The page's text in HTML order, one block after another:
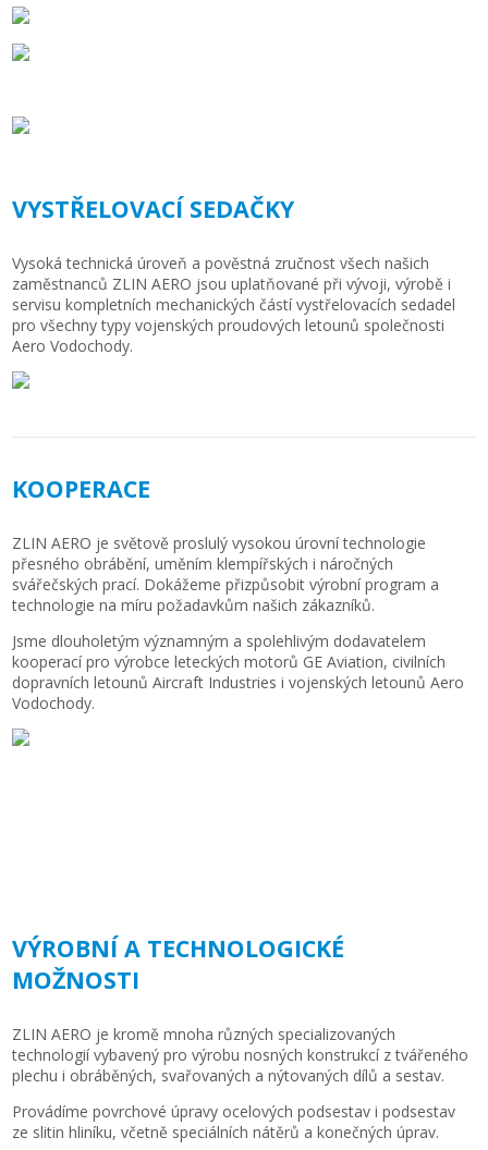
VYSTŘELOVACÍ SEDAČKY
Vysoká technická úroveň a pověstná zručnost všech našich
zaměstnanců ZLIN AERO jsou uplatňované při vývoji, výrobě i
servisu kompletních mechanických částí vystřelovacích sedadel
pro všechny typy vojenských proudových letounů společnosti
Aero Vodochody.
KOOPERACE
ZLIN AERO je světově proslulý vysokou úrovní technologie
přesného obrábění, uměním klempířských i náročných
svářečských prací. Dokážeme přizpůsobit výrobní program a
technologie na míru požadavkům našich zákazníků.
Jsme dlouholetým významným a spolehlivým dodavatelem
kooperací pro výrobce leteckých motorů GE Aviation, civilních
dopravních letounů Aircraft Industries i vojenských letounů Aero
Vodochody.
VÝROBNÍ A TECHNOLOGICKÉ
MOŽNOSTI
ZLIN AERO je kromě mnoha různých specializovaných
technologií vybavený pro výrobu nosných konstrukcí z tvářeného
plechu i obráběných, svařovaných a nýtovaných dílů a sestav.
Provádíme povrchové úpravy ocelových podsestav i podsestav
ze slitin hliníku, včetně speciálních nátěrů a konečných úprav.